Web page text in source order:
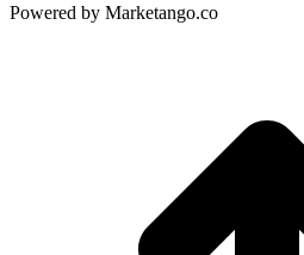
Powered by Marketango.co